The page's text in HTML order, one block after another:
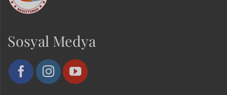
Sosyal Medya